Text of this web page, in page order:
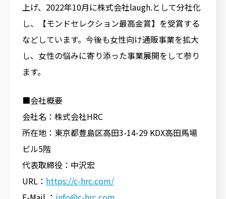
上げ、2022年10月に株式会社laugh.として分社化
し、【モンドセレクション最高金賞】を受賞する
などしています。今後も女性向け通販事業を拡大
し、女性の悩みに寄り添った事業展開をして参り
ます。
■会社概要
会社名：株式会社HRC
所在地：東京都豊島区高田3-14-29 KDX高田馬場
ビル5階
代表取締役：中沢宏
URL： https://c-hrc.com/